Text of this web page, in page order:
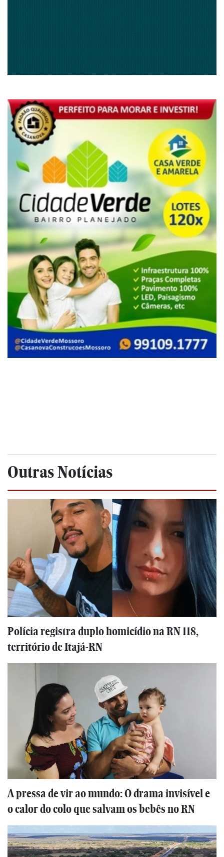
Outras Notícias
Polícia registra duplo homicídio na RN 118,
território de Itajá-RN
A pressa de vir ao mundo: O drama invisível e
o calor do colo que salvam os bebês no RN